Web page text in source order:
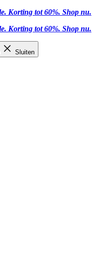
Korting tot 60%. Shop nu.
Korting tot 60%. Shop nu.
Sluiten